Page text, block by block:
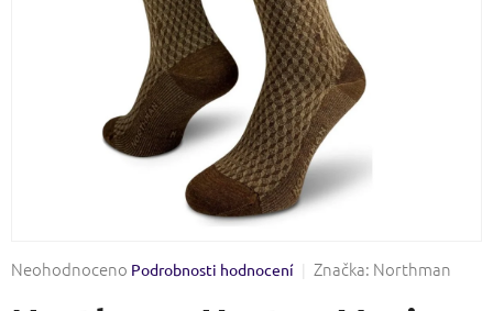
Průměrné
Neohodnoceno Podrobnosti hodnocení Značka: Northman